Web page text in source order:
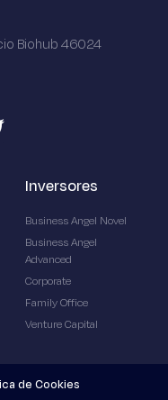
Biohub 46024
Inversores
Business Angel Novel
Business Angel
Advanced
Corporate
Family Office
Venture Capital
de Cookies